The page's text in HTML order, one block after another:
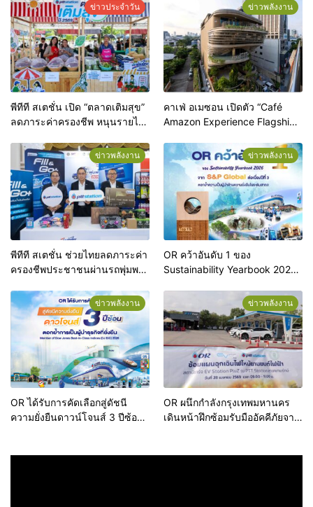
ข่าวประจำวัน
พีทีที สเตชั่น เปิด “ตลาดเติมสุข”
ลดภาระค่าครองชีพ หนุนรายได้
ข่าวพลังงาน
คาเฟ่ อเมซอน เปิดตัว “Café
Amazon Experience Flagship
แห่งแรกของโลก ยกระดับสู่จุด
หมายปลายทางแห่งใหม่ใจกลาง
ข่าวพลังงาน
พีทีที สเตชั่น ช่วยไทยลดภาระค่า
ครองชีพประชาชนผ่านรถพุ่มพวง
ข่าวพลังงาน
OR คว้าอันดับ 1 ของ
Sustainability Yearbook 2026
ตอกย้ำความเป็นผู้นำด้านความ
ยั่งยืนในระดับสากล
ข่าวพลังงาน
OR ได้รับการคัดเลือกสู่ดัชนี
ความยั่งยืนดาวน์โจนส์ 3 ปีซ้อน
ข่าวพลังงาน
OR ผนึกกำลังกรุงเทพมหานคร
เดินหน้าฝึกซ้อมรับมืออัคคีภัยจาก